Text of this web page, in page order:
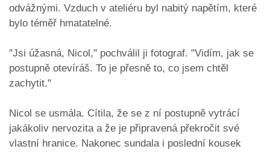
odvážnými. Vzduch v ateliéru byl nabitý napětím, které
bylo téměř hmatatelné.
"Jsi úžasná, Nicol," pochválil ji fotograf. "Vidím, jak se
postupně otevíráš. To je přesně to, co jsem chtěl
zachytit."
Nicol se usmála. Cítila, že se z ní postupně vytrácí
jakákoliv nervozita a že je připravená překročit své
vlastní hranice. Nakonec sundala i poslední kousek